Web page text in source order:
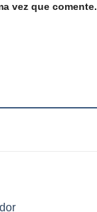
vez que comente.